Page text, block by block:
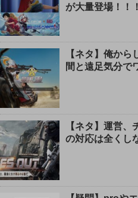
が大量登場！！
【ネタ】俺か
間と遠足気分で
【ネタ】運営
の対応は全くし